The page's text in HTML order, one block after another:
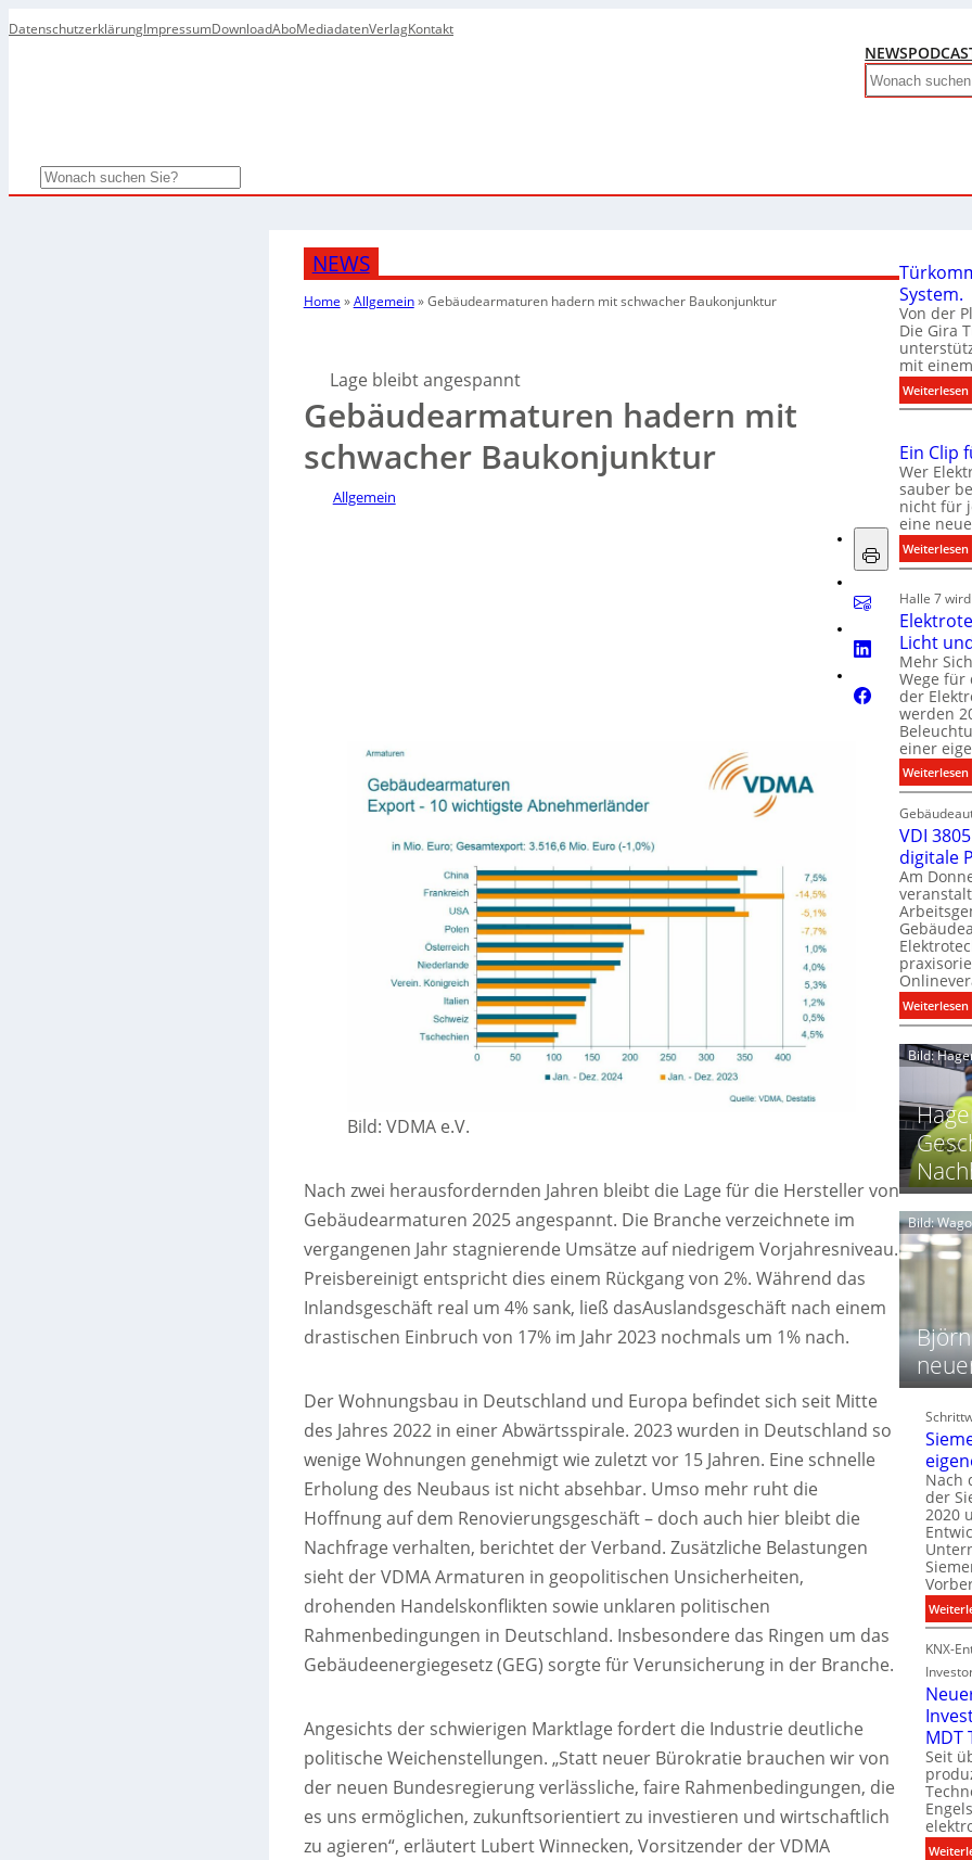
DatenschutzerklärungImpressumDownloadAboMediadatenVerlagKontakt
NEWS
Search
Search
NEWS
Home »Allgemein»Gebäudearmaturen hadern mit schwacher Baukonjunktur
Lage bleibt angespannt
Gebäudearmaturen hadern mit
schwacher Baukonjunktur
Allgemein
Bild: VDMA e.V.
Nach zwei herausfordernden Jahren bleibt die Lage für die Hersteller von
Gebäudearmaturen 2025 angespannt. Die Branche verzeichnete im
vergangenen Jahr stagnierende Umsätze auf niedrigem Vorjahresniveau.
Preisbereinigt entspricht dies einem Rückgang von 2%. Während das
Inlandsgeschäft real um 4% sank, ließ dasAuslandsgeschäft nach einem
drastischen Einbruch von 17% im Jahr 2023 nochmals um 1% nach.
Der Wohnungsbau in Deutschland und Europa befindet sich seit Mitte
des Jahres 2022 in einer Abwärtsspirale. 2023 wurden in Deutschland so
wenige Wohnungen genehmigt wie zuletzt vor 15 Jahren. Eine schnelle
Erholung des Neubaus ist nicht absehbar. Umso mehr ruht die
Hoffnung auf dem Renovierungsgeschäft – doch auch hier bleibt die
Nachfrage verhalten, berichtet der Verband. Zusätzliche Belastungen
sieht der VDMA Armaturen in geopolitischen Unsicherheiten,
drohenden Handelskonflikten sowie unklaren politischen
Rahmenbedingungen in Deutschland. Insbesondere das Ringen um das
Gebäudeenergiegesetz (GEG) sorgte für Verunsicherung in der Branche.
Angesichts der schwierigen Marktlage fordert die Industrie deutliche
politische Weichenstellungen. „Statt neuer Bürokratie brauchen wir von
der neuen Bundesregierung verlässliche, faire Rahmenbedingungen, die
es uns ermöglichen, zukunftsorientiert zu investieren und wirtschaftlich
zu agieren“, erläutert Lubert Winnecken, Vorsitzender der VDMA
System.
Von der
Die Gira
mit
Weiterlesen:
r
u
i
k
t
i
i
t
s
t
.
Ein Clip
Wer
sauber
nicht für
eine
Weiterlesen:
l
i
f
r
a
l
l
e
t
e
r
r
ü
Halle 7
Licht
Mehr
Wege für
der
werden
einer
Weiterlesen:
l
e
k
t
r
t
c
n
2
c
h
t
l
e
c
t
g
s
t
c
i
k
VDI
digitale
Am
Weiterlesen:
I
0
5
l
s
s
e
f
r
i
g
i
t
l
P
d
t
a
t
Bild:
Bild:
Nach
der
2020
KNX-
MDT
Seit